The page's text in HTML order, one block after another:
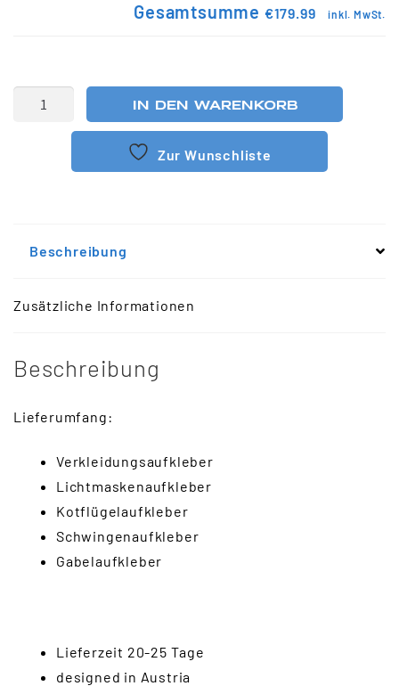
Gesamtsumme €179.99 inkl. MwSt.
IN DEN WARENKORB
Zur Wunschliste
Beschreibung
Zusätzliche Informationen
Beschreibung
Lieferumfang:
Verkleidungsaufkleber
Lichtmaskenaufkleber
Kotflügelaufkleber
Schwingenaufkleber
Gabelaufkleber
Lieferzeit 20-25 Tage
designed in Austria